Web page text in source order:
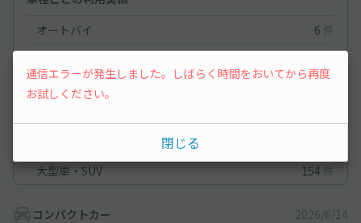
オートバイ
6 件
コンパクトカー
大型車・SUV
154 件
コンパクトカー 2026/6/14
通信エラーが発生しました。しばらく時間をおいてから再度
お試しください。
閉じる